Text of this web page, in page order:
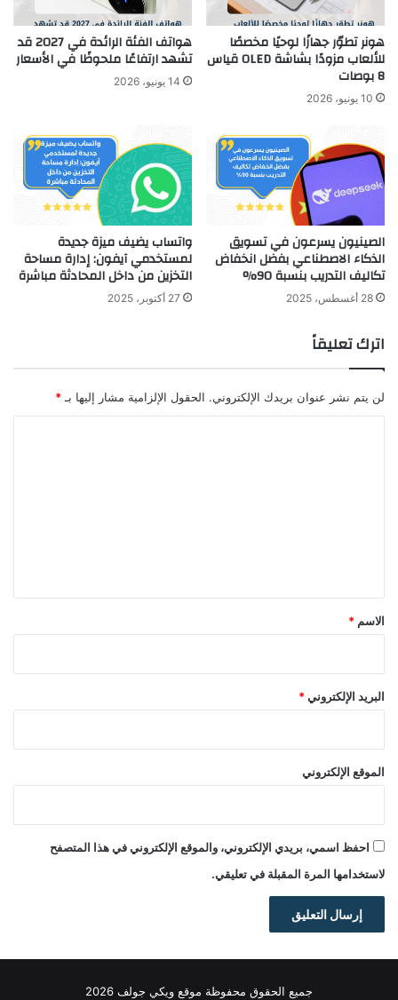
هونر تطوّر جهازًا لوحيًا مخصصًا
للألعاب مزودًا بشاشة OLED قياس
8 بوصات
10 يونيو، 2026
هواتف الفئة الرائدة في 2027 قد
تشهد ارتفاعًا ملحوظًا في الأسعار
14 يونيو، 2026
الصينيون يسرعون في تسويق
الذكاء الاصطناعي بفضل انخفاض
تكاليف التدريب بنسبة 90%
28 أغسطس، 2025
واتساب يضيف ميزة جديدة
لمستخدمي آيفون: إدارة مساحة
التخزين من داخل المحادثة مباشرة
27 أكتوبر، 2025
اترك تعليقاً
لن يتم نشر عنوان بريدك الإلكتروني. الحقول الإلزامية مشار إليها بـ *
*
الاسم *
البريد الإلكتروني *
الموقع الإلكتروني
احفظ اسمي، بريدي الإلكتروني، والموقع الإلكتروني في هذا المتصفح
لاستخدامها المرة المقبلة في تعليقي.
جميع الحقوق محفوظة موقع ويكي جولف 2026